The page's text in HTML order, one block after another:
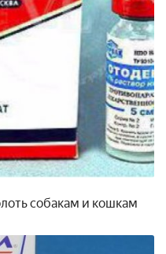
собакам и кошкам